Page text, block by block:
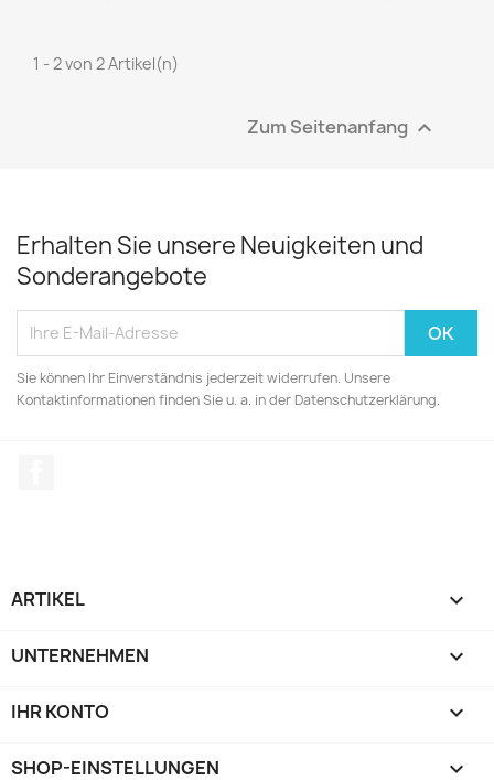
1 - 2 von 2 Artikel(n)
Zum Seitenanfang 
Erhalten Sie unsere Neuigkeiten und
Sonderangebote
Sie können Ihr Einverständnis jederzeit widerrufen. Unsere
Kontaktinformationen finden Sie u. a. in der Datenschutzerklärung.
ARTIKEL 
UNTERNEHMEN 
IHR KONTO 
SHOP-EINSTELLUNGEN keyboard_arrow_down